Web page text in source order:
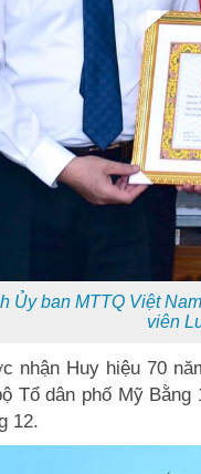
Ủy ban MTTQ Việt
viên
nhận Huy hiệu 70
Tổ dân phố Mỹ
12.